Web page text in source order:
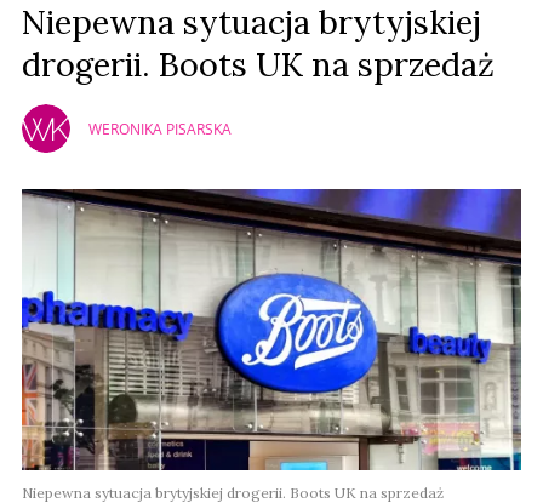
Niepewna sytuacja brytyjskiej
drogerii. Boots UK na sprzedaż
WERONIKA PISARSKA
Niepewna sytuacja brytyjskiej drogerii. Boots UK na sprzedaż